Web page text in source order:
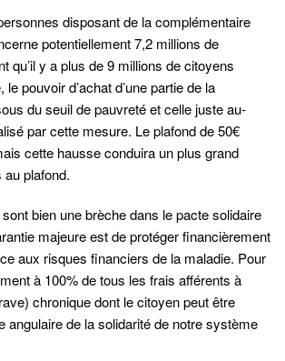
disposant de la complémentaire
potentiellement 7,2 millions de
qu’il y a plus de 9 millions de citoyens
pouvoir d’achat d’une partie de la
du seuil de pauvreté et celle juste au-
par cette mesure. Le plafond de 50€
cette hausse conduira un plus grand
plafond.
bien une brèche dans le pacte solidaire
majeure est de protéger financièrement
aux risques financiers de la maladie. Pour
à 100% de tous les frais afférents à
chronique dont le citoyen peut être
angulaire de la solidarité de notre système